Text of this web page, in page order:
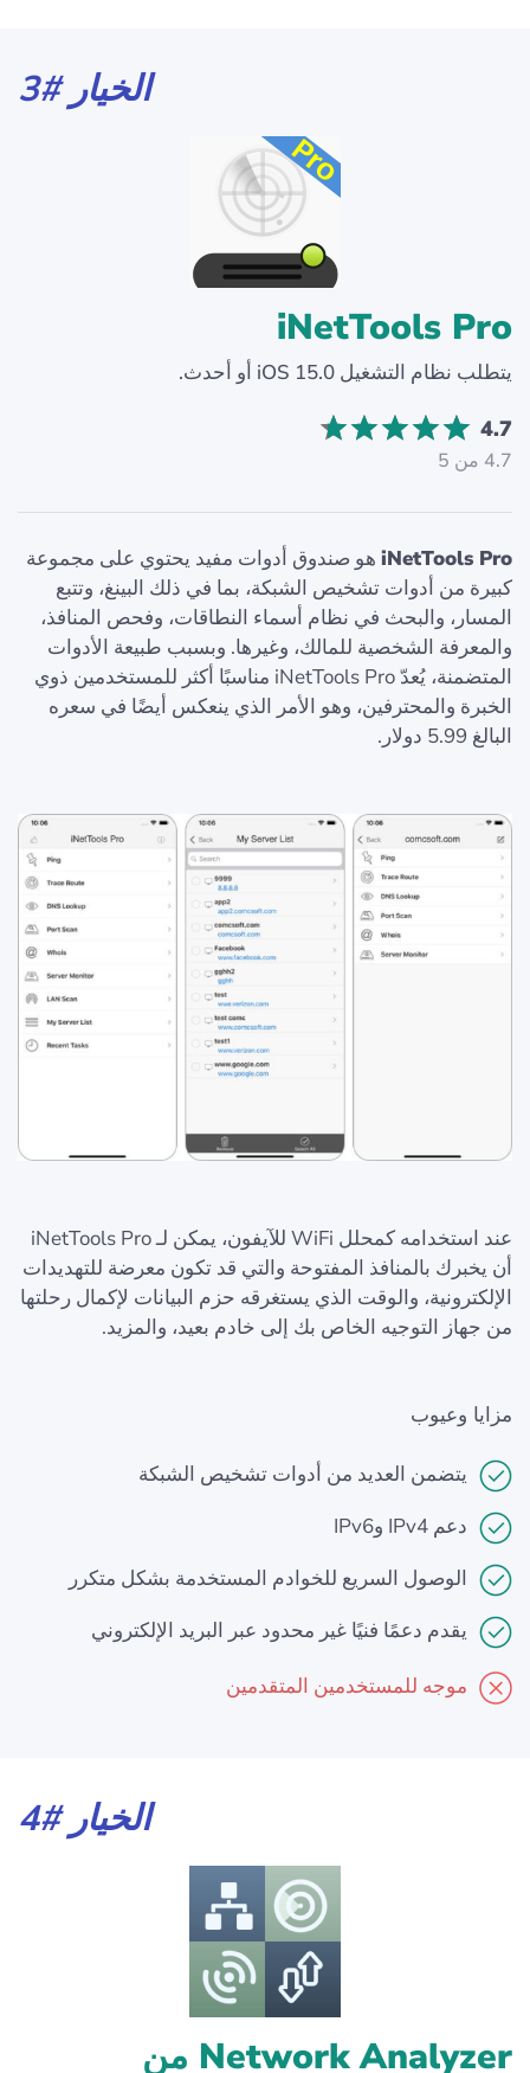
الخيار #3
iNetTools Pro
يتطلب نظام التشغيل iOS 15.0 أو أحدث.
4.7
4.7 من 5
iNetTools Pro هو صندوق أدوات مفيد يحتوي على مجموعة
كبيرة من أدوات تشخيص الشبكة، بما في ذلك البينغ، وتتبع
المسار، والبحث في نظام أسماء النطاقات، وفحص المنافذ،
والمعرفة الشخصية للمالك، وغيرها. وبسبب طبيعة الأدوات
المتضمنة، يُعدّ iNetTools Pro مناسبًا أكثر للمستخدمين ذوي
الخبرة والمحترفين، وهو الأمر الذي ينعكس أيضًا في سعره
البالغ 5.99 دولار.
عند استخدامه كمحلل WiFi للآيفون، يمكن لـ iNetTools Pro
أن يخبرك بالمنافذ المفتوحة والتي قد تكون معرضة للتهديدات
الإلكترونية، والوقت الذي يستغرقه حزم البيانات لإكمال رحلتها
من جهاز التوجيه الخاص بك إلى خادم بعيد، والمزيد.
مزايا وعيوب
يتضمن العديد من أدوات تشخيص الشبكة
دعم IPv4 وIPv6
الوصول السريع للخوادم المستخدمة بشكل متكرر
يقدم دعمًا فنيًا غير محدود عبر البريد الإلكتروني
موجه للمستخدمين المتقدمين
الخيار #4
Network Analyzer من